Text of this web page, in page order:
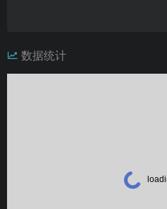
数据统计